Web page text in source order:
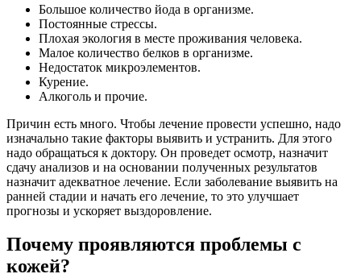
Большое количество йода в организме.
Постоянные стрессы.
Плохая экология в месте проживания человека.
Малое количество белков в организме.
Недостаток микроэлементов.
Курение.
Алкоголь и прочие.
Причин есть много. Чтобы лечение провести успешно, надо
изначально такие факторы выявить и устранить. Для этого
надо обращаться к доктору. Он проведет осмотр, назначит
сдачу анализов и на основании полученных результатов
назначит адекватное лечение. Если заболевание выявить на
ранней стадии и начать его лечение, то это улучшает
прогнозы и ускоряет выздоровление.
Почему проявляются проблемы с
кожей?